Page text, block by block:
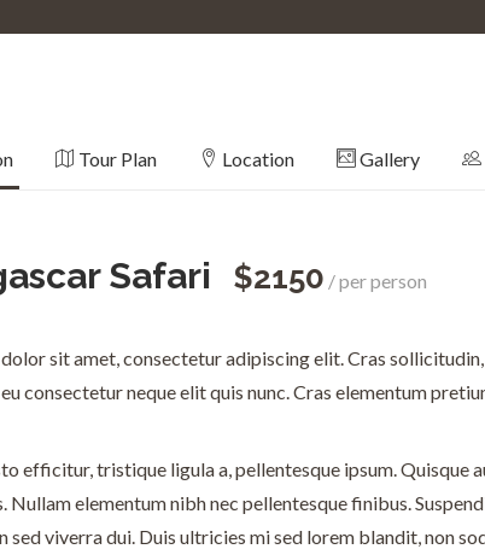
Tour Plan Location Gallery
Safari $2150 per person
sit amet, consectetur adipiscing elit. Cras
consectetur neque elit quis nunc. Cras elementum
efficitur, tristique ligula a, pellentesque ipsum. Quisque
Nullam elementum nibh nec pellentesque finibus.
sed viverra dui. Duis ultricies mi sed lorem blandit, non